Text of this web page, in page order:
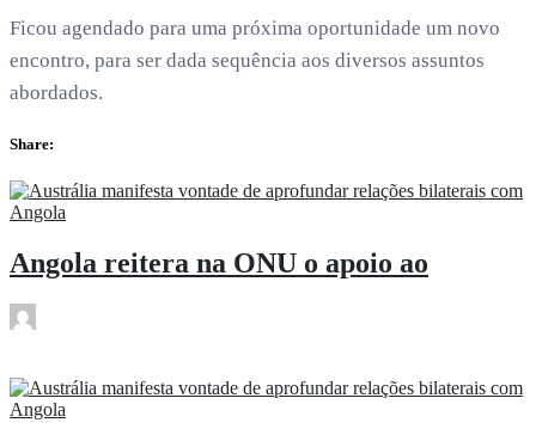
Ficou agendado para uma próxima oportunidade um novo
encontro, para ser dada sequência aos diversos assuntos
abordados.
Share:
Angola reitera na ONU o apoio ao